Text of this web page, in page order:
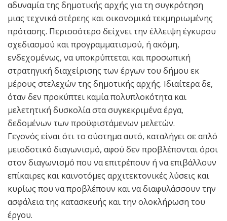
αδυναμία της δημοτικής αρχής για τη συγκρότηση
μιας τεχνικά στέρεης και οικονομικά τεκμηριωμένης
πρότασης. Περισσότερο δείχνει την έλλειψη έγκυρου
σχεδιασμού και προγραμματισμού, ή ακόμη,
ενδεχομένως, να υποκρύπτεται και προσωπική
στρατηγική διαχείρισης των έργων του δήμου εκ
μέρους στελεχών της δημοτικής αρχής. Ιδιαίτερα δε,
όταν δεν προκύπτει καμία πολυπλοκότητα και
μελετητική δυσκολία στα συγκεκριμένα έργα,
δεδομένων των προϋφιστάμενων μελετών.
Γεγονός είναι ότι το σύστημα αυτό, καταλήγει σε απλό
μειοδοτικό διαγωνισμό, αφού δεν προβλέπονται όροι
στον διαγωνισμό που να επιτρέπουν ή να επιβάλλουν
επίκαιρες και καινοτόμες αρχιτεκτονικές λύσεις και
κυρίως που να προβλέπουν και να διαφυλάσσουν την
ασφάλεια της κατασκευής και την ολοκλήρωση του
έργου.